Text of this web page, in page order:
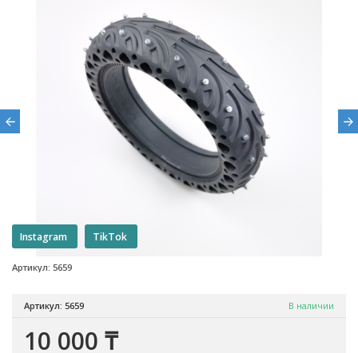
Артикул: 5659
Instagram TikTok
Артикул: 5659 В наличии
10 000 ₸